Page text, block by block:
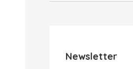
Newsletter